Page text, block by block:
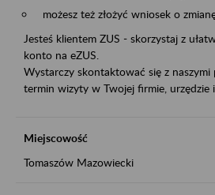
możesz też złożyć wniosek o
Jesteś klientem ZUS - skorzystaj z
konto na eZUS.
Wystarczy skontaktować się z
termin wizyty w Twojej firmie, urzędzie
Miejscowość
Tomaszów Mazowiecki